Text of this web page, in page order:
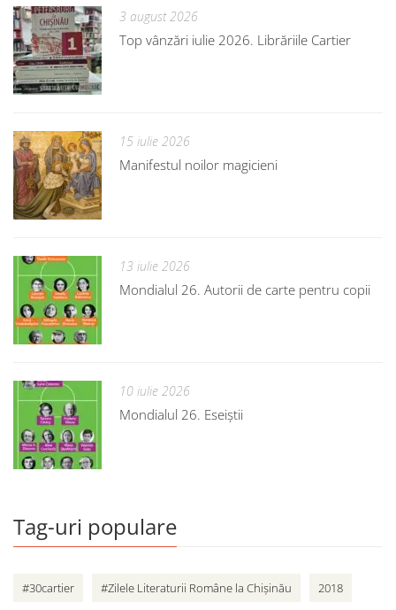
3 august 2026
Top vânzări iulie 2026. Librăriile Cartier
15 iulie 2026
Manifestul noilor magicieni
13 iulie 2026
Mondialul 26. Autorii de carte pentru copii
10 iulie 2026
Mondialul 26. Eseiștii
Tag-uri populare
#30cartier #Zilele Literaturii Române la Chișinău 2018